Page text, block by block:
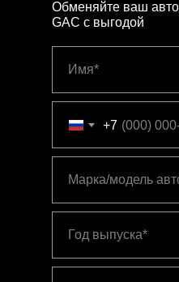
Обменяйте ваш
GAC с выгодой
Имя*
+7
Марка/модель
Год выпуска*